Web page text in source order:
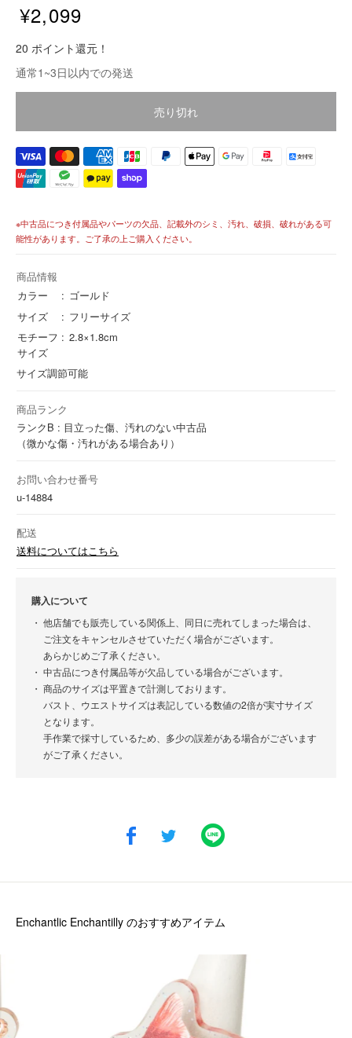
売
価
格
¥2,099
20 ポイント還元！
通常1~3日以内での発送
売り切れ
※中古品につき付属品やパーツの欠品、記載外のシミ、汚れ、破損、破れがある可
能性があります。ご了承の上ご購入ください。
商品情報
カラー
ゴールド
サイズ
フリーサイズ
モチーフ
サイズ
2.8×1.8cm
サイズ調節可能
商品ランク
ランクB : 目立った傷、汚れのない中古品
（微かな傷・汚れがある場合あり）
お問い合わせ番号
u-14884
配送
送料についてはこちら
購入について
他店舗でも販売している関係上、同日に売れてしまった場合は、
ご注文をキャンセルさせていただく場合がございます。
あらかじめご了承ください。
中古品につき付属品等が欠品している場合がございます。
商品のサイズは平置きで計測しております。
バスト、ウエストサイズは表記している数値の2倍が実寸サイズ
となります。
手作業で採寸しているため、多少の誤差がある場合がございます
がご了承ください。
Enchantlic Enchantilly のおすすめアイテム